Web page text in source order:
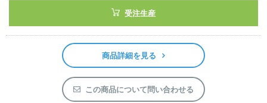
受注生産
商品詳細を見る
この商品について問い合わせる